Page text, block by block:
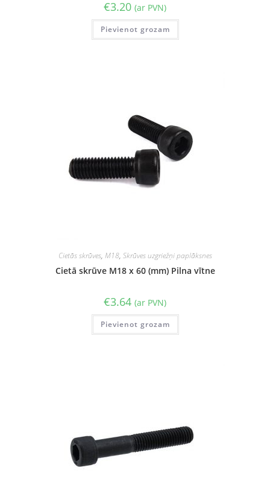
€3.20 (ar PVN)
Pievienot grozam
Cietās skrūves, M18, Skrūves uzgriežņi paplāksnes
Cietā skrūve M18 x 60 (mm) Pilna vītne
€3.64 (ar PVN)
Pievienot grozam